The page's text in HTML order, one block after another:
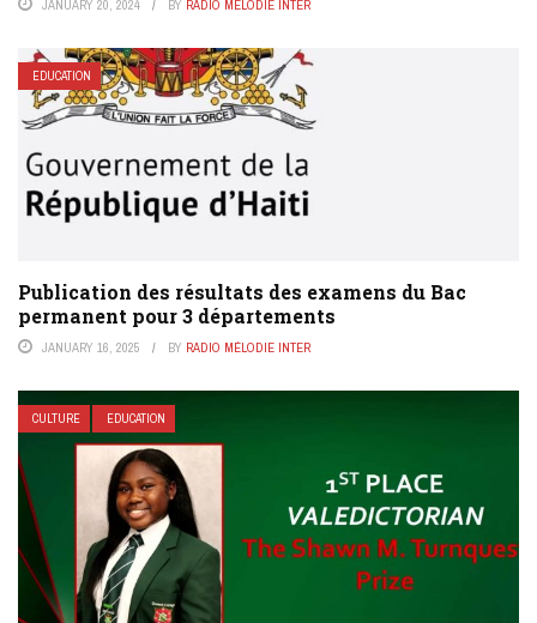
JANUARY 20, 2024 BY RADIO MÉLODIE INTER
EDUCATION
Publication des résultats des examens du Bac
permanent pour 3 départements
JANUARY 16, 2025 BY RADIO MÉLODIE INTER
CULTURE EDUCATION